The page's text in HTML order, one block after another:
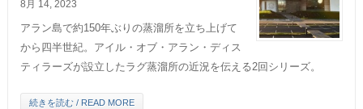
8月 14, 2023
アラン島で約150年ぶりの蒸溜所を立ち上げて
から四半世紀。アイル・オブ・アラン・ディス
ティラーズが設立したラグ蒸溜所の近況を伝える2回シリーズ。
続きを読む / READ MORE